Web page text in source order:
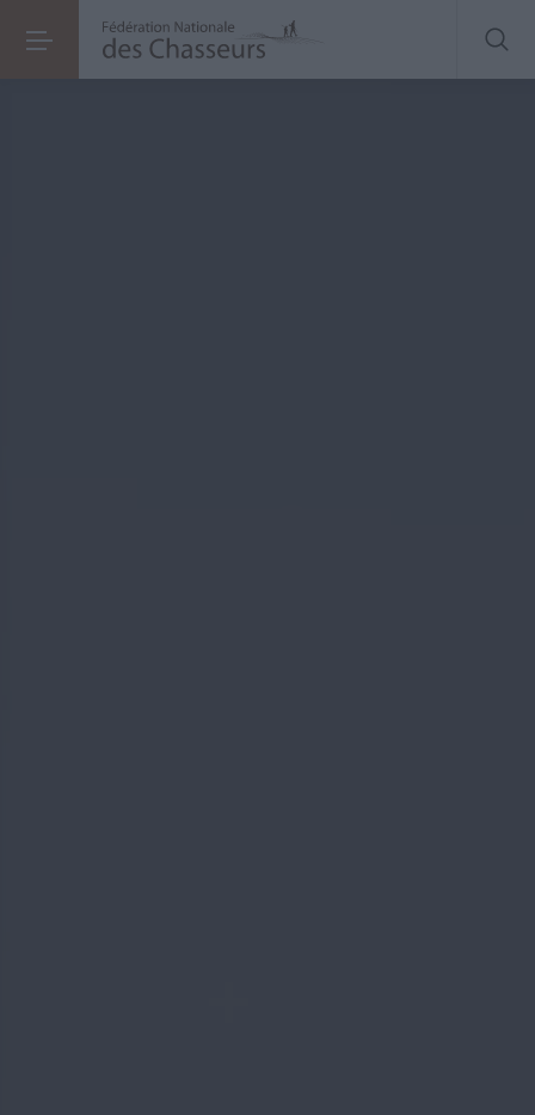
Permis de chasser perdu ou volé